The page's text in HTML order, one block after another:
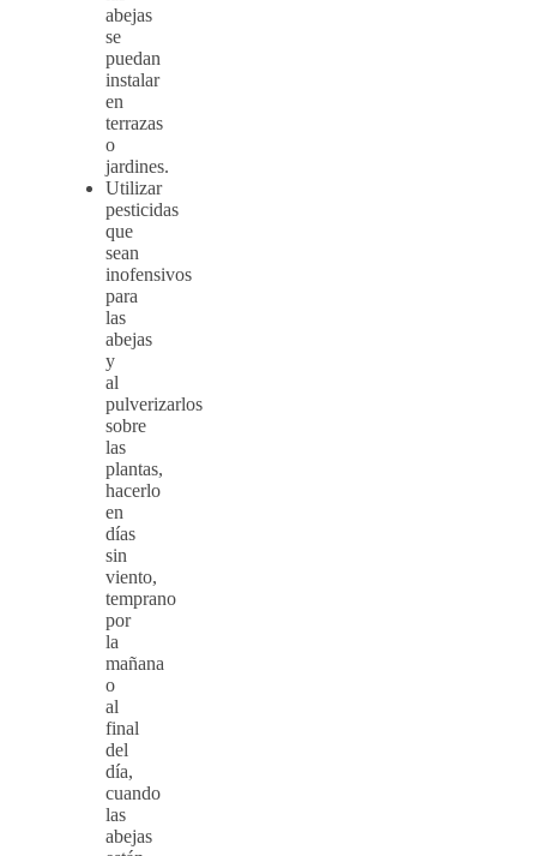
abejas
se
puedan
instalar
en
terrazas
o
jardines.
Utilizar
pesticidas
que
sean
inofensivos
para
las
abejas
y
al
pulverizarlos
sobre
las
plantas,
hacerlo
en
días
sin
viento,
temprano
por
la
mañana
o
al
final
del
día,
cuando
las
abejas